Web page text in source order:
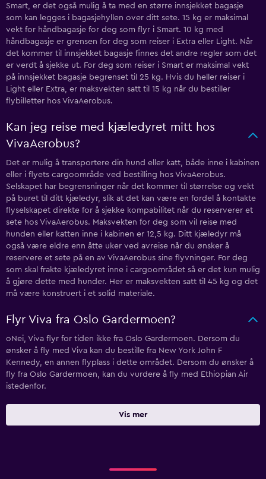
Smart, er det også mulig å ta med en større innsjekket bagasje
som kan legges i bagasjehyllen over ditt sete. 15 kg er maksimal
vekt for håndbagasje for deg som flyr i Smart. 10 kg med
håndbagasje er grensen for deg som reiser i Extra eller Light. Når
det kommer til innsjekket bagasje finnes det andre regler som det
er verdt å sjekke ut. For deg som reiser i Smart er maksimal vekt
på innsjekket bagasje begrenset til 25 kg. Hvis du heller reiser i
Light eller Extra, er maksvekten satt til 15 kg når du bestiller
flybilletter hos VivaAerobus.
Kan jeg reise med kjæledyret mitt hos
VivaAerobus?
Det er mulig å transportere din hund eller katt, både inne i kabinen
eller i flyets cargoområde ved bestilling hos VivaAerobus.
Selskapet har begrensninger når det kommer til størrelse og vekt
på buret til ditt kjæledyr, slik at det kan være en fordel å kontakte
flyselskapet direkte for å sjekke kompabilitet når du reserverer et
sete hos VivaAerobus. Maksvekten for deg som vil reise med
hunden eller katten inne i kabinen er 12,5 kg. Ditt kjæledyr må
også være eldre enn åtte uker ved avreise når du ønsker å
reservere et sete på en av VivaAerobus sine flyvninger. For deg
som skal frakte kjæledyret inne i cargoområdet så er det kun mulig
å gjøre dette med hunder. Her er maksvekten satt til 45 kg og det
må være konstruert i et solid materiale.
Flyr Viva fra Oslo Gardermoen?
oNei, Viva flyr for tiden ikke fra Oslo Gardermoen. Dersom du
ønsker å fly med Viva kan du bestille fra New York John F
Kennedy, en annen flyplass i dette området. Dersom du ønsker å
fly fra Oslo Gardermoen, kan du vurdere å fly med Ethiopian Air
istedenfor.
Vis mer